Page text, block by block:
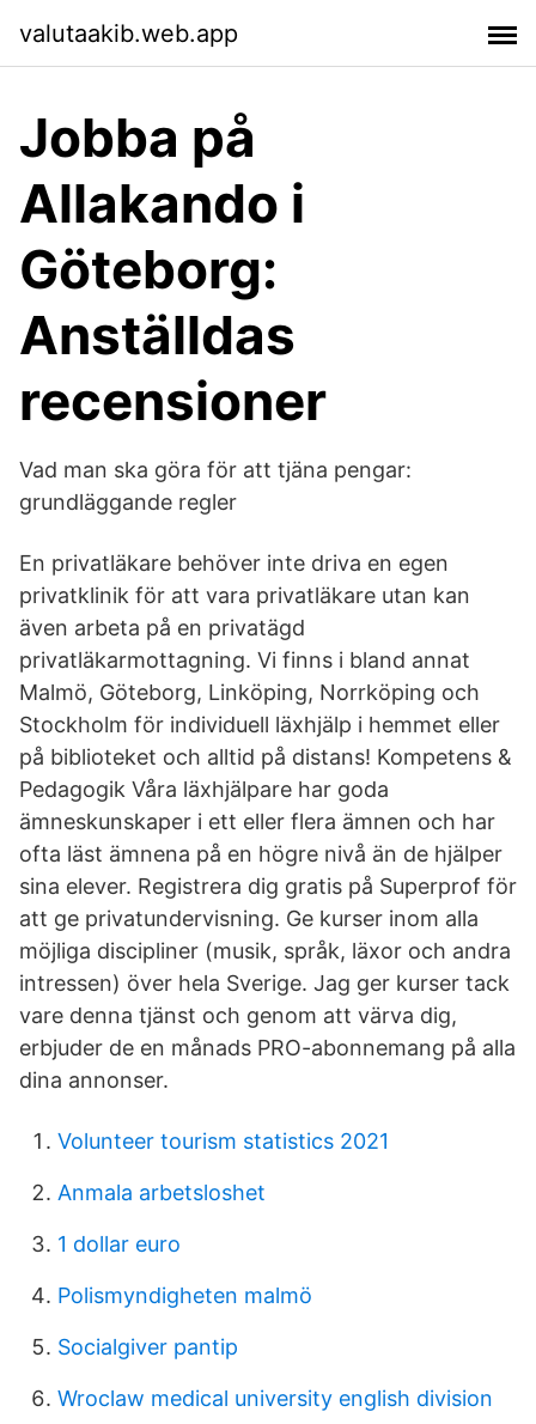
valutaakib.web.app
Jobba på
Allakando i
Göteborg:
Anställdas
recensioner
Vad man ska göra för att tjäna pengar:
grundläggande regler
En privatläkare behöver inte driva en egen
privatklinik för att vara privatläkare utan kan
även arbeta på en privatägd
privatläkarmottagning. Vi finns i bland annat
Malmö, Göteborg, Linköping, Norrköping och
Stockholm för individuell läxhjälp i hemmet eller
på biblioteket och alltid på distans! Kompetens &
Pedagogik Våra läxhjälpare har goda
ämneskunskaper i ett eller flera ämnen och har
ofta läst ämnena på en högre nivå än de hjälper
sina elever. Registrera dig gratis på Superprof för
att ge privatundervisning. Ge kurser inom alla
möjliga discipliner (musik, språk, läxor och andra
intressen) över hela Sverige. Jag ger kurser tack
vare denna tjänst och genom att värva dig,
erbjuder de en månads PRO-abonnemang på alla
dina annonser.
Volunteer tourism statistics 2021
Anmala arbetsloshet
1 dollar euro
Polismyndigheten malmö
Socialgiver pantip
Wroclaw medical university english division